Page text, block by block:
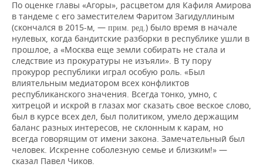
По оценке главы «Агоры», расцветом для Кафиля Амирова
в тандеме с его заместителем Фаритом Загидуллиным
(скончался в 2015-м, — прим. ред.) было время в начале
нулевых, когда бандитские разборки в республике ушли в
прошлое, а «Москва еще земли собирать не стала и
следствие из прокуратуры не изъяли». В ту пору
прокурор республики играл особую роль. «Был
влиятельным медиатором всех конфликтов
республиканского значения. Всегда тонко, умно, с
хитрецой и искрой в глазах мог сказать свое веское слово,
был в курсе всех дел, был политиком, умело держащим
баланс разных интересов, не склонным к карам, но
всегда говорящим от имени закона. Замечательный был
человек. Искренне соболезную семье и близким!» —
сказал Павел Чиков.